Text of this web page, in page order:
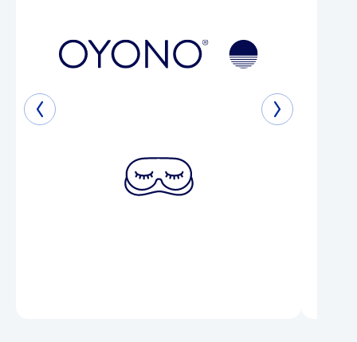
Schlafbereitschaft. Bei
Wetterfühligkeit. Zur Besserung des
Befindens bei Unwohlsein, zur
Förderung der Funktion von Magen
zu Völlegefühl und Blähungen. Zur
Besserung des Befindens bei